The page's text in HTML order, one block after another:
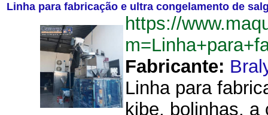
Linha para fabricação e ultra congelamento de
https://
Fabricante:
Linha para
kibe, bolinhas,